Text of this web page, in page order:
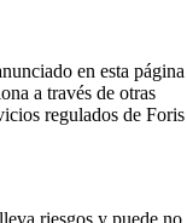
en esta página
a través de otras
regulados de Foris
riesgos y puede no